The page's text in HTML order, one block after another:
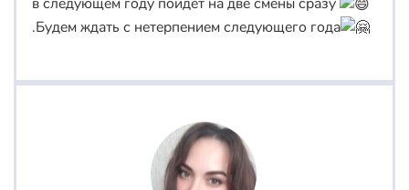
.Будем ждать с нетерпением следующего года